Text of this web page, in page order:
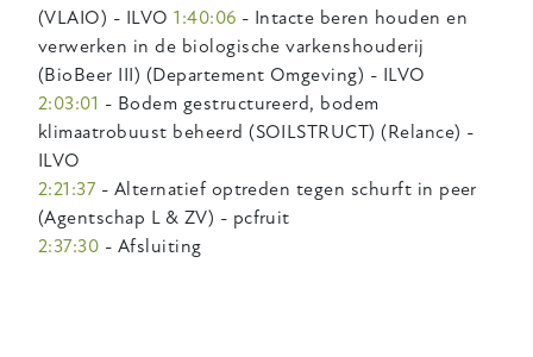
(VLAIO) - ILVO1:40:06 - Intacte beren houden en
verwerken in de biologische varkenshouderij
(BioBeer III) (Departement Omgeving) - ILVO
2:03:01 - Bodem gestructureerd, bodem
klimaatrobuust beheerd (SOILSTRUCT) (Relance) -
ILVO
2:21:37 - Alternatief optreden tegen schurft in peer
(Agentschap L & ZV) - pcfruit
2:37:30 - Afsluiting